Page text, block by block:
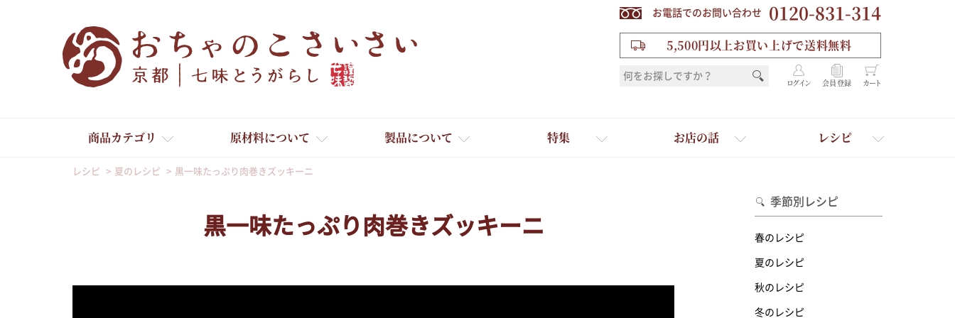
お電話でのお問い合わせ 0120-831-314
5,500円以上お買い上げで送料無料
ログイン 会員登録 カート
商品カテゴリ
京の一味とうがらし
たれ・ドレッシング
原材料について 製品について 特集 お店の話 レシピ
レシピ 夏のレシピ 黒一味たっぷり肉巻きズッキーニ
黒一味たっぷり肉巻きズッキーニ
季節別レシピ
春のレシピ
夏のレシピ
秋のレシピ
冬のレシピ